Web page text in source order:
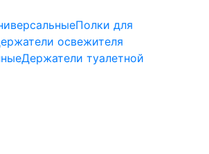
Полки для
освежителя
Держатели туалетной